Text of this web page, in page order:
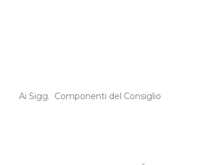
Ai Sigg. Componenti del Consiglio